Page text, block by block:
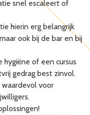
snel escaleert of
hierin erg belangrijk
ook bij de bar en bij
hygiëne of een cursus
gedrag best zinvol.
waardevol voor